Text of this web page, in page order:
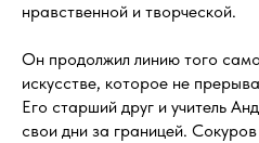
нравственной и творческой.
Он продолжил линию того
искусстве, которое не
Его старший друг и учитель
свои дни за границей.